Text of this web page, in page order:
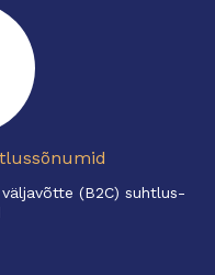
(B2C) suhtlus-